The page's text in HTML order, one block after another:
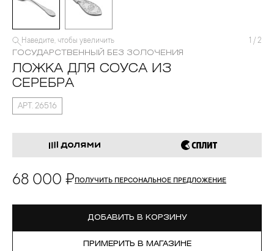
Наведите, чтобы увеличить 1 / 2
ГОСУДАРСТВЕННЫЙ БЕЗ ЗОЛОЧЕНИЯ
ЛОЖКА ДЛЯ СОУСА ИЗ
СЕРЕБРА
АРТ. 26516
68 000 ₽ ПОЛУЧИТЬ ПЕРСОНАЛЬНОЕ ПРЕДЛОЖЕНИЕ
ДОБАВИТЬ В КОРЗИНУ
ПРИМЕРИТЬ В МАГАЗИНЕ